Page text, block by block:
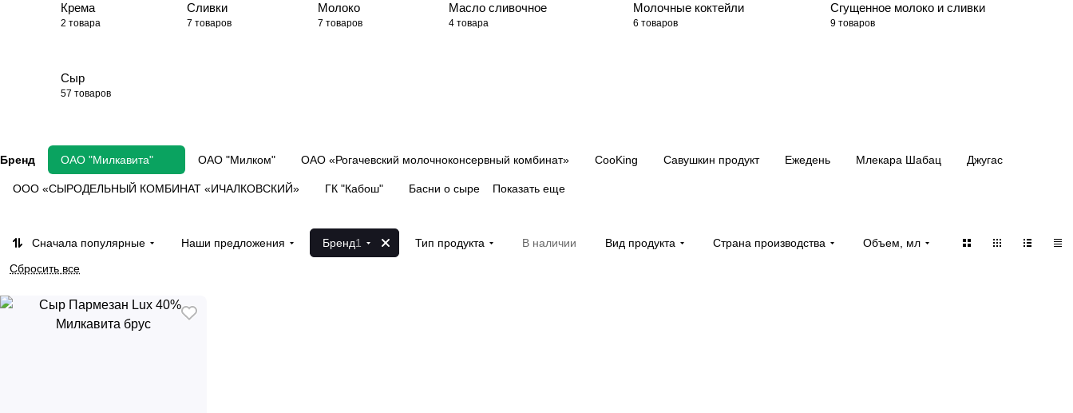
Крема
2 товара
Сливки
7 товаров
Молоко
7 товаров
Масло сливочное
4 товара
Молочные коктейли
6 товаров
Сгущенное молоко и сливки
9 товаров
Сыр
57 товаров
Бренд ОАО "Милком" ОАО «Рогачевский молочноконсервный комбинат» CooKing Савушкин продукт Ежедень Млекара Шабац Джугас
ООО «СЫРОДЕЛЬНЫЙ КОМБИНАТ «ИЧАЛКОВСКИЙ» ГК "Кабош" Басни о сыре
ОАО "Милкавита"
Показать еще
Сначала популярные Наши предложения Бренд1 Тип продукта В наличии Вид продукта Страна производства
Объем, мл
Сбросить все